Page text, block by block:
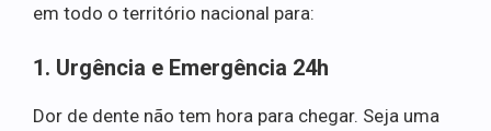
em todo o território nacional para:
1. Urgência e Emergência 24h
Dor de dente não tem hora para chegar. Seja uma